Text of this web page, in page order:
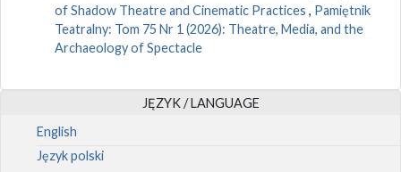
of Shadow Theatre and Cinematic Practices , Pamiętnik
Teatralny: Tom 75 Nr 1 (2026): Theatre, Media, and the
Archaeology of Spectacle
JĘZYK / LANGUAGE
English
Język polski